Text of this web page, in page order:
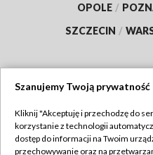
OPOLE /
SZCZECIN /
Abonament TVP
Szanujemy Twoją prywatność
Kliknij "Akceptuję i przechodzę do
korzystanie z technologii
dostęp do informacji na Twoim
przechowywanie oraz na